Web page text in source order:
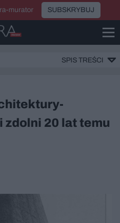
murator SUBSKRYBUJ
SPIS TREŚCI
zdolni 20 lat temu